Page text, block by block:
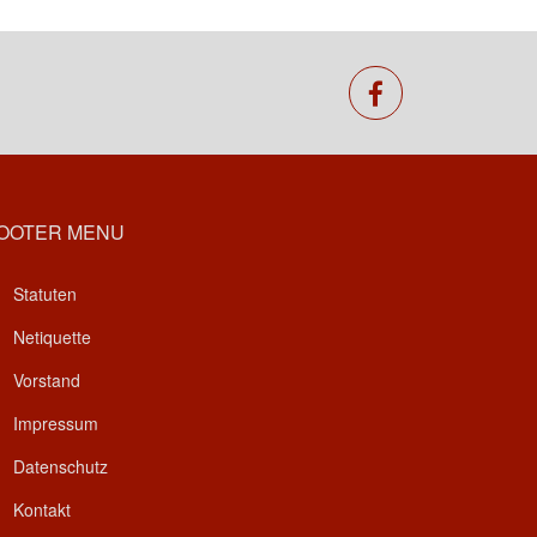
facebook
MENU
Statuten
Netiquette
Vorstand
Impressum
Datenschutz
Kontakt